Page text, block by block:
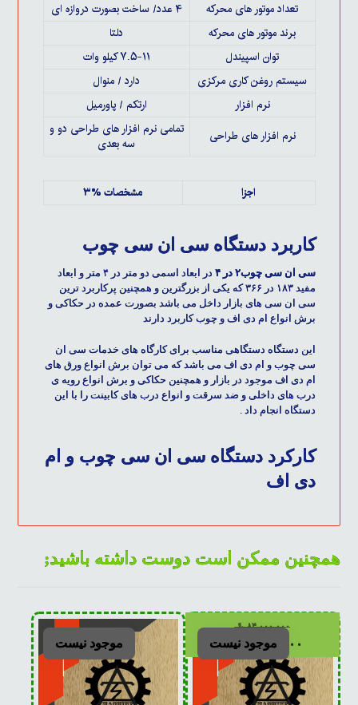
تعداد موتور های محرکه
۴ عدد/ ساخت بصورت دروازه ای
برند موتور های محرکه
دلتا
توان اسپیندل
۷.۵-۱۱ کیلو وات
سیستم روغن کاری مرکزی
دارد / منوال
نرم افزار
ارتکم / پاورمیل
نرم افزار های طراحی
تمامی نرم افزار های طراحی دو و
سه بعدی
اجزا مشخصات %۳
کاربرد دستگاه سی ان سی چوب
سی ان سی چوب۲ در ۴
در ابعاد اسمی دو متر در ۴ متر و ابعاد
مفید ۱۸۳ در ۳۶۶ که یکی از بزرگترین و همچنین پرکاربرد ترین
سی ان سی های بازار داخل می باشد بصورت عمده در حکاکی و
برش انواع ام دی اف و چوب کاربرد دارند
این دستگاه دستگاهی مناسب برای کارگاه های خدمات سی ان
سی چوب و ام دی اف می باشد که می توان برش انواع ورق های
ام دی اف موجود در بازار و همچنین حکاکی و برش انواع رویه ی
درب های داخلی و ضد سرقت و انواع درب های کابینت را با این
دستگاه انجام داد .
کارکرد دستگاه سی ان سی چوب و ام
دی اف
همچنین ممکن است دوست داشته باشید;
۸۴,۰۰۰,۰۰۰ ﷼
۸۰,۰۰۰,۰۰۰ ﷼
موجود نیست موجود نیست